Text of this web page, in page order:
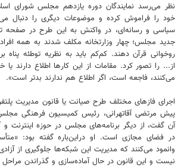
نظر می‌رسد نمایندگان دوره یازدهم مجلس شورای
خود را فراموش کرده و موضوعات دیگری را دنبال
سیاسی و رسانه‌ای، در واکنش به این طرح در صفحه
جدید مجلس؛ چهار وزارتخانه مکلف شدند به همه
روخوانی قرآن دهند. کم‌کم باید به نظریه توطئه پناه
از... را تصور کرد. مقامات از این کارها اطلاع دارند
می‌کنند، فاجعه است، اگر اطلاع هم ندارند بدتر است».
اجرای فازهای مختلف طرح صیانت یا قانون مدیریت
پیش مرتضی آقاتهرانی، رئیس کمیسیون فرهنگی
آن گفت، از دیگر برنامه‌های مجلس در حوزه اینترنت و
در فضای مجازی است. او دراین‌باره گفته بود:
وانمود می‌کنند که مدیریت این شبکه‌ها جلوگیری از
نیست و این قانون در حال آماده‌سازی و گذراندن